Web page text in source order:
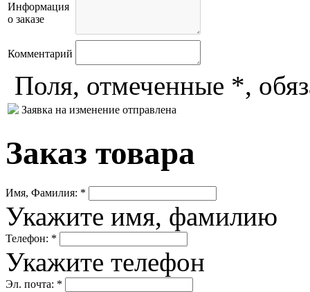
Информация
о заказе
Комментарий
Поля, отмеченные *,
Заявка на изменение отправлена
Заказ товара
Имя, Фамилия: *
Укажите имя, фамилию
Телефон: *
Укажите телефон
Эл. почта: *